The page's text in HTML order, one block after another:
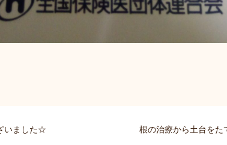
いました☆ 根の治療から土台をた